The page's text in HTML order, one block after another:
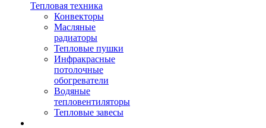
Тепловая техника
Конвекторы
Масляные
радиаторы
Тепловые пушки
Инфракрасные
потолочные
обогреватели
Водяные
тепловентиляторы
Тепловые завесы